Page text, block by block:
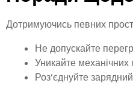
Дотримуючись певних
Не допускайте
Уникайте
Роз’єднуйте